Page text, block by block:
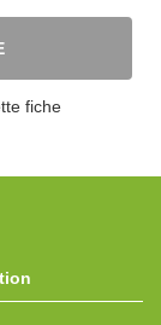
fiche